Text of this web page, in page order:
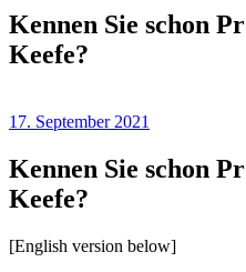
Kennen Sie schon
Keefe?
17. September 2021
Kennen Sie schon
Keefe?
[English version below]